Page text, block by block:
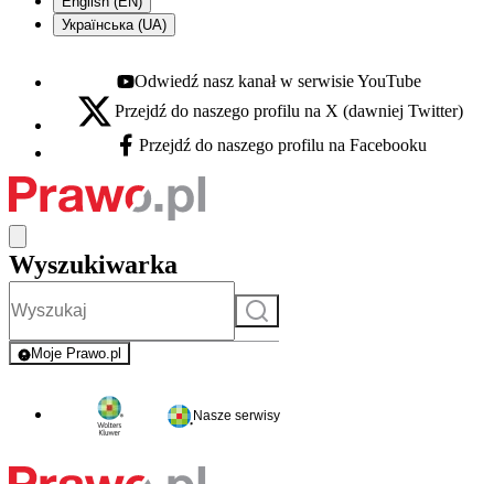
Українська (UA)
Youtube - otwiera się w nowej karcie
Odwiedź nasz kanał w serwisie YouTube
X - otwiera się w nowej karcie
Przejdź do naszego profilu na X (dawniej Twitter)
Facebook - otwiera się w nowej karcie
Przejdź do naszego profilu na Facebooku
Wyszukiwarka
Szukaj
Moje Prawo.pl
- rejestracja i logowanie do serwisu
Nasze serwisy